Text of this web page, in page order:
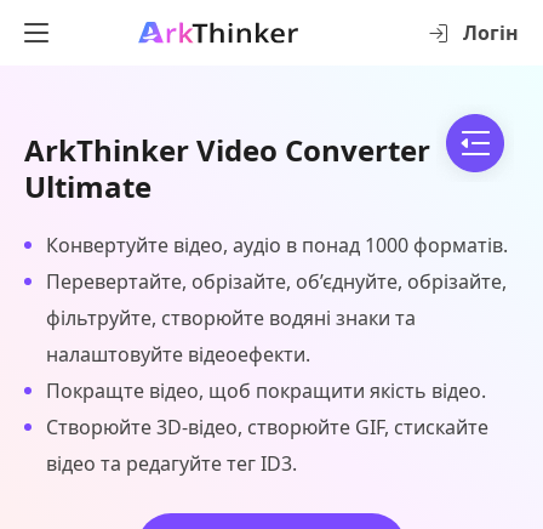
Логін
ArkThinker Video Converter
Ultimate
Конвертуйте відео, аудіо в понад 1000 форматів.
Перевертайте, обрізайте, об’єднуйте, обрізайте,
фільтруйте, створюйте водяні знаки та
налаштовуйте відеоефекти.
Покращте відео, щоб покращити якість відео.
Створюйте 3D-відео, створюйте GIF, стискайте
відео та редагуйте тег ID3.